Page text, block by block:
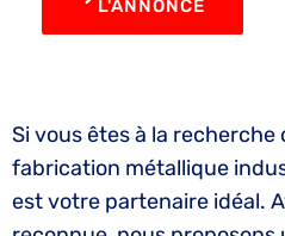
L'ANNONCE
Si vous êtes à la recherche
fabrication métallique
est votre partenaire idéal.